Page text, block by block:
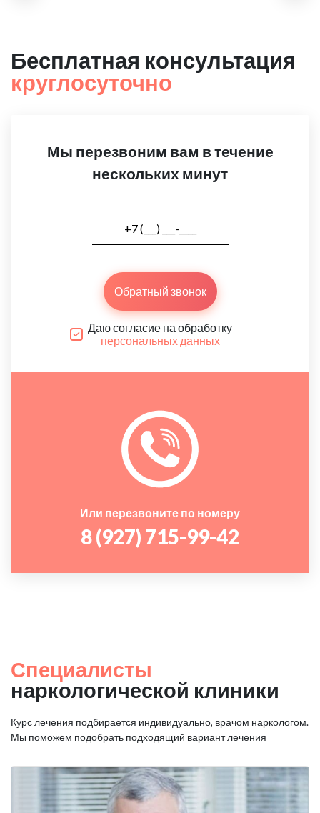
Бесплатная консультация
круглосуточно
Мы перезвоним вам в течение
нескольких минут
Обратный звонок
Даю согласие на обработку
персональных данных
Или перезвоните по номеру
8 (927) 715-99-42
Специалисты
наркологической клиники
Курс лечения подбирается индивидуально, врачом наркологом.
Мы поможем подобрать подходящий вариант лечения